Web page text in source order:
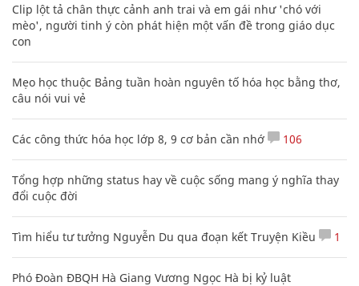
Clip lột tả chân thực cảnh anh trai và em gái như 'chó với
mèo', người tinh ý còn phát hiện một vấn đề trong giáo dục
con
Mẹo học thuộc Bảng tuần hoàn nguyên tố hóa học bằng thơ,
câu nói vui vẻ
Các công thức hóa học lớp 8, 9 cơ bản cần nhớ 106
Tổng hợp những status hay về cuộc sống mang ý nghĩa thay
đổi cuộc đời
Tìm hiểu tư tưởng Nguyễn Du qua đoạn kết Truyện Kiều 1
Phó Đoàn ĐBQH Hà Giang Vương Ngọc Hà bị kỷ luật